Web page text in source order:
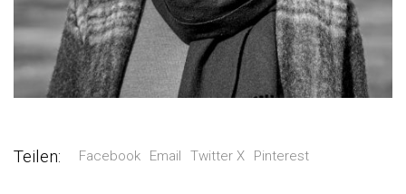
Teilen: Facebook Email Twitter X Pinterest